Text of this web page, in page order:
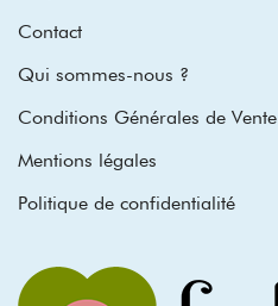
Contact
Qui sommes-nous ?
Conditions Générales de Vente
Mentions légales
Politique de confidentialité